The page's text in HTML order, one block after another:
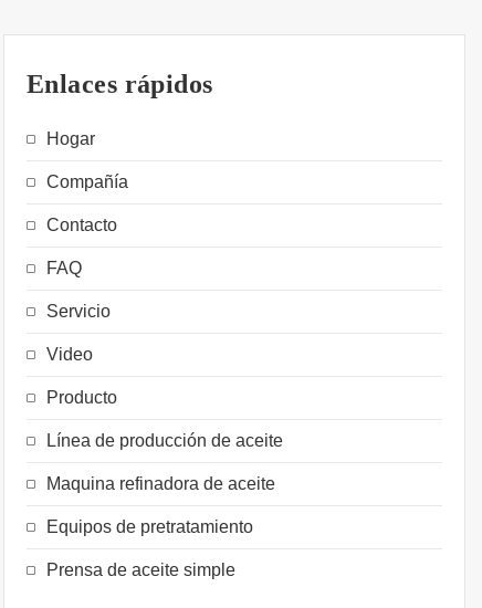
Enlaces rápidos
Hogar
Compañía
Contacto
FAQ
Servicio
Video
Producto
Línea de producción de aceite
Maquina refinadora de aceite
Equipos de pretratamiento
Prensa de aceite simple